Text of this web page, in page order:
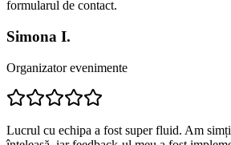
formularul de contact.
Simona I.
Organizator evenimente
Lucrul cu echipa a fost super fluid. Am